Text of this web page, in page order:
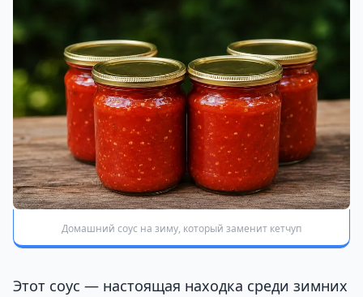
Домашний соус на зиму, который заменит кетчуп
Этот соус — настоящая находка среди зимних